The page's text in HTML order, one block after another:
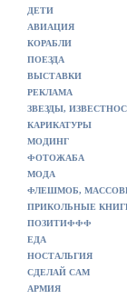
ДЕТИ
АВИАЦИЯ
КОРАБЛИ
ПОЕЗДА
ВЫСТАВКИ
РЕКЛАМА
ЗВЕЗДЫ,
КАРИКАТУРЫ
МОДИНГ
ФОТОЖАБА
МОДА
ФЛЕШМОБ,
ПРИКОЛЬНЫЕ
ПОЗИТИФФФ
ЕДА
НОСТАЛЬГИЯ
СДЕЛАЙ САМ
АРМИЯ